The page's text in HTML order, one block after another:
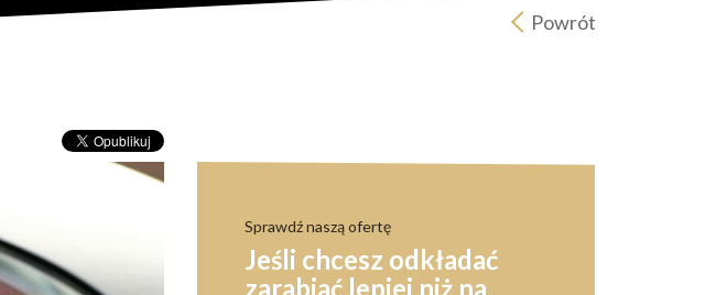
Powrót
Sprawdź naszą ofertę
Jeśli chcesz odkładać
zarabiać lepiej niż na